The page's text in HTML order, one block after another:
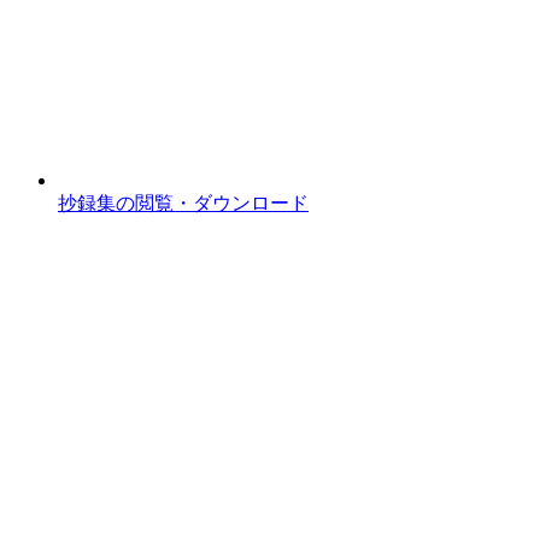
抄録集の閲覧・ダウンロード